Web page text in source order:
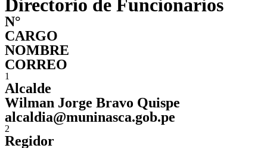
Directorio de Funcionarios
N°
CARGO
NOMBRE
CORREO
1
Alcalde
Wilman Jorge Bravo Quispe
alcaldia@muninasca.gob.pe
2
Regidor